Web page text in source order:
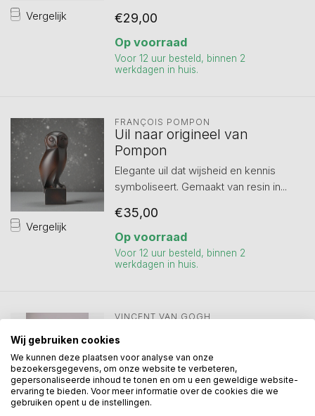
Vergelijk €29,00
Op voorraad
Voor 12 uur besteld, binnen 2
werkdagen in huis.
Vergelijk
FRANÇOIS POMPON
Uil naar origineel van
Pompon
Elegante uil dat wijsheid en kennis
symboliseert. Gemaakt van resin in...
€35,00
Op voorraad
Voor 12 uur besteld, binnen 2
werkdagen in huis.
VINCENT VAN GOGH
amandelbloesem naar
Vincent van Gogh
Bijzonder mooie vaas naar het
prachtige werk amandelbloesem van
Wij gebruiken cookies
We kunnen deze plaatsen voor analyse van onze
bezoekersgegevens, om onze website te verbeteren,
gepersonaliseerde inhoud te tonen en om u een geweldige website-
ervaring te bieden. Voor meer informatie over de cookies die we
gebruiken opent u de instellingen.